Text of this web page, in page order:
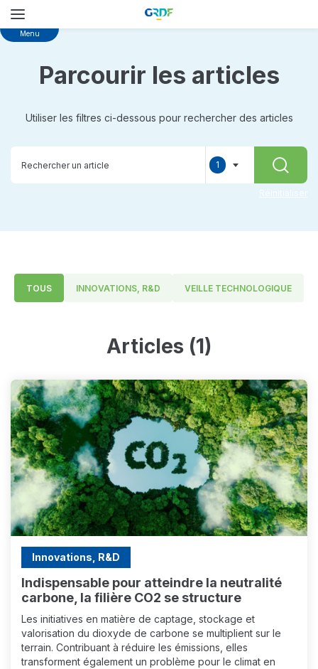
Skip
Menu
Parcourir les articles
Utiliser les filtres ci-dessous pour rechercher des articles
1
Réinitialiser
TOUS INNOVATIONS, R&D VEILLE TECHNOLOGIQUE
Articles (1)
Innovations, R&D
Indispensable pour atteindre la neutralité
carbone, la filière CO2 se structure
Les initiatives en matière de captage, stockage et
valorisation du dioxyde de carbone se multiplient sur le
terrain. Contribuant à réduire les émissions, elles
transforment également un problème pour le climat en